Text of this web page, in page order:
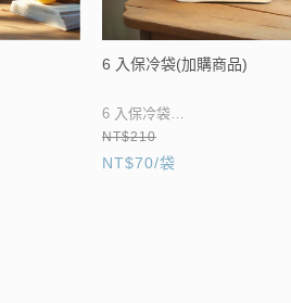
6 入保冷袋(加購商品)
6 入保冷袋
可置放 6 瓶大瓶黑、白木耳
NT$210
NT$70/袋